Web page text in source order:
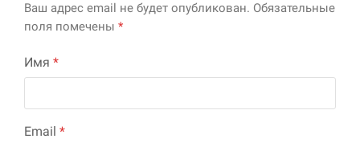
Ваш адрес email не будет опубликован. Обязательные
поля помечены *
Имя *
Email *